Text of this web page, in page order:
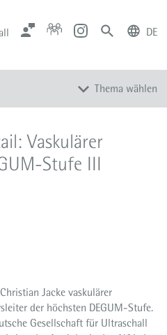
Zentrale Anfahrt
DE
Thema wählen
Vaskulärer
Stufe III
Jacke vaskulärer
der höchsten DEGUM-Stufe.
Gesellschaft für Ultraschall